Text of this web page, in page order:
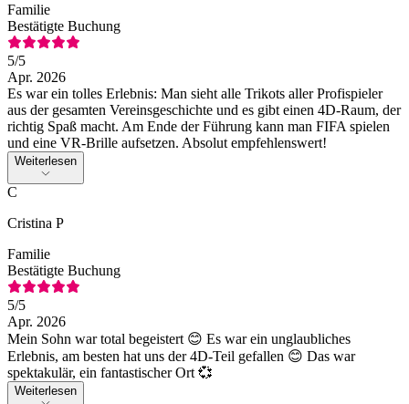
Familie
Bestätigte Buchung
5/5
Apr. 2026
Es war ein tolles Erlebnis: Man sieht alle Trikots aller Profispieler
aus der gesamten Vereinsgeschichte und es gibt einen 4D-Raum, der
richtig Spaß macht. Am Ende der Führung kann man FIFA spielen
und eine VR-Brille aufsetzen. Absolut empfehlenswert!
Weiterlesen
C
Cristina P
Familie
Bestätigte Buchung
5/5
Apr. 2026
Mein Sohn war total begeistert 😊 Es war ein unglaubliches
Erlebnis, am besten hat uns der 4D-Teil gefallen 😊 Das war
spektakulär, ein fantastischer Ort 💞
Weiterlesen